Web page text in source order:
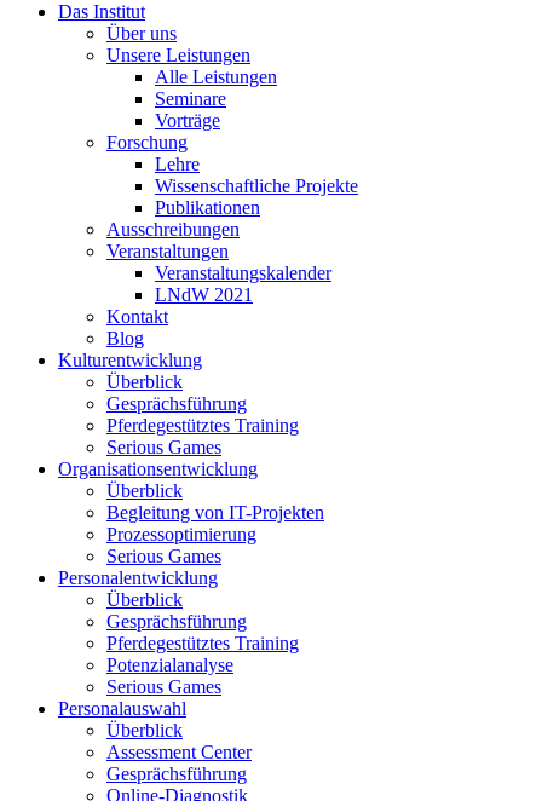
Das Institut
Über uns
Unsere Leistungen
Alle Leistungen
Seminare
Vorträge
Forschung
Lehre
Wissenschaftliche Projekte
Publikationen
Ausschreibungen
Veranstaltungen
Veranstaltungskalender
LNdW 2021
Kontakt
Blog
Kulturentwicklung
Überblick
Gesprächsführung
Pferdegestütztes Training
Serious Games
Organisationsentwicklung
Überblick
Begleitung von IT-Projekten
Prozessoptimierung
Serious Games
Personalentwicklung
Überblick
Gesprächsführung
Pferdegestütztes Training
Potenzialanalyse
Serious Games
Personalauswahl
Überblick
Assessment Center
Gesprächsführung
Online-Diagnostik